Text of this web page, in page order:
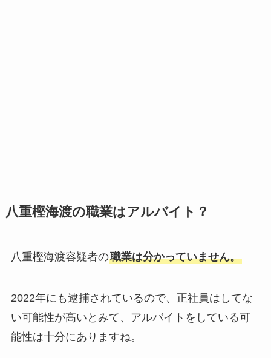
八重樫海渡の職業はアルバイト？
八重樫海渡容疑者の職業は分かっていません。
2022年にも逮捕されているので、正社員はしてな
い可能性が高いとみて、アルバイトをしている可
能性は十分にありますね。